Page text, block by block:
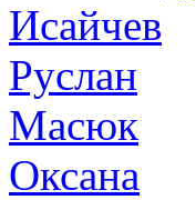
Исайчев
Руслан
Масюк
Оксана